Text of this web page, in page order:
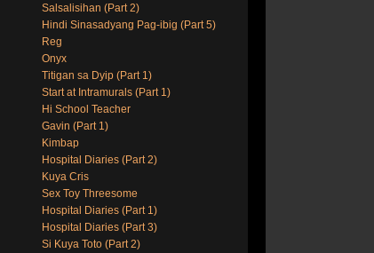
Salsalisihan (Part 2)
Hindi Sinasadyang Pag-ibig (Part 5)
Reg
Onyx
Titigan sa Dyip (Part 1)
Start at Intramurals (Part 1)
Hi School Teacher
Gavin (Part 1)
Kimbap
Hospital Diaries (Part 2)
Kuya Cris
Sex Toy Threesome
Hospital Diaries (Part 1)
Hospital Diaries (Part 3)
Si Kuya Toto (Part 2)